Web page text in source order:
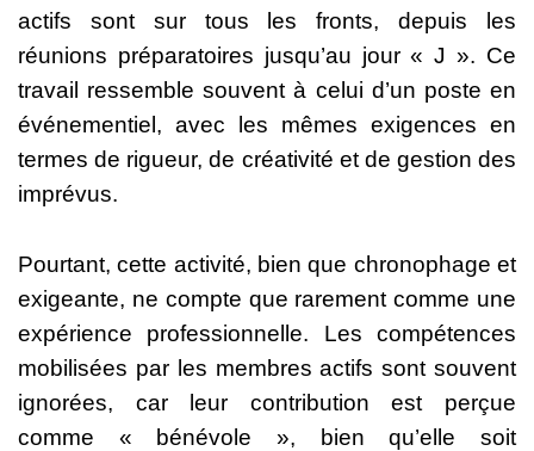
actifs sont sur tous les fronts, depuis les
réunions préparatoires jusqu’au jour « J ». Ce
travail ressemble souvent à celui d’un poste en
événementiel, avec les mêmes exigences en
termes de rigueur, de créativité et de gestion des
imprévus.
Pourtant, cette activité, bien que chronophage et
exigeante, ne compte que rarement comme une
expérience professionnelle. Les compétences
mobilisées par les membres actifs sont souvent
ignorées, car leur contribution est perçue
comme « bénévole », bien qu’elle soit